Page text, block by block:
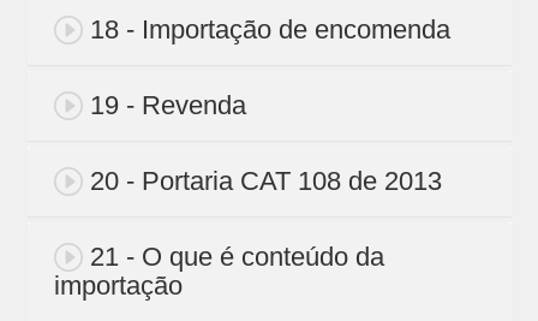
18 - Importação de encomenda
19 - Revenda
20 - Portaria CAT 108 de 2013
21 - O que é conteúdo da
importação